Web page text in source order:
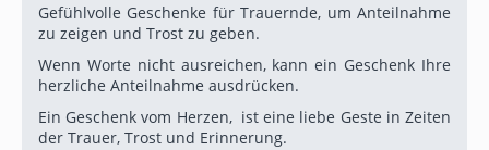
Gefühlvolle Geschenke für Trauernde, um Anteilnahme
zu zeigen und Trost zu geben.
Wenn Worte nicht ausreichen, kann ein Geschenk Ihre
herzliche Anteilnahme ausdrücken.
Ein Geschenk vom Herzen, ist eine liebe Geste in Zeiten
der Trauer, Trost und Erinnerung.